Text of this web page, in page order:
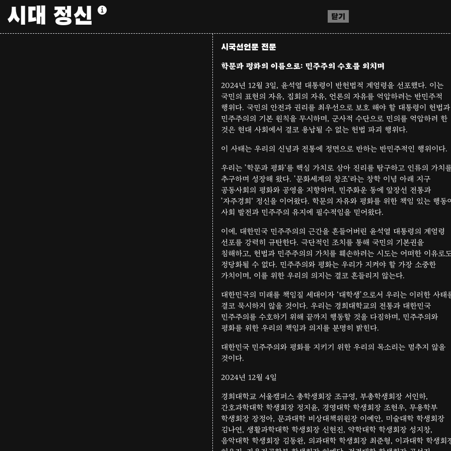
시대 정신 닫기
시국선언문 전문
학문과 평화의 이름으로: 민주주의 수호를 외치며
2024년 12월 3일, 윤석열 대통령이 반헌법적 계엄령을 선포했다. 이는
국민의 표현의 자유, 집회의 자유, 언론의 자유를 억압하려는 반민주적
행위다. 국민의 안전과 권리를 최우선으로 보호 해야 할 대통령이 헌법과
민주주의의 기본 원칙을 무시하며, 군사적 수단으로 민의를 억압하려 한
것은 현대 사회에서 결코 용납될 수 없는 헌법 파괴 행위다.
이 사태는 우리의 신념과 전통에 정면으로 반하는 반민주적인 행위이다.
우리는 ’학문과 평화‘를 핵심 가치로 삼아 진리를 탐구하고 인류의 가치
추구하며 성장해 왔다. ’문화세계의 창조‘라는 창학 이념 아래 지구
공동사회의 평화와 공영을 지향하며, 민주화운 동에 앞장선 전통과
’자주경희‘ 정신을 이어왔다. 학문의 자유와 평화를 위한 책임 있는 행동
사회 발전과 민주주의 유지에 필수적임을 믿어왔다.
이에, 대한민국 민주주의의 근간을 흔들어버린 윤석열 대통령의 계엄령
선포를 강력히 규탄한다. 극단적인 조치를 통해 국민의 기본권을
침해하고, 헌법과 민주주의의 가치를 훼손하려는 시도는 어떠한 이유로
정당화될 수 없다. 민주주의와 평화는 우리가 지켜야 할 가장 소중한
가치이며, 이를 위한 우리의 의지는 결코 흔들리지 않는다.
대한민국의 미래를 책임질 세대이자 ‘대학생’으로서 우리는 이러한 사태
결코 묵시하지 않을 것이다. 우리는 경희대학교의 전통과 대한민국
민주주의를 수호하기 위해 끝까지 행동할 것을 다짐하며, 민주주의와
평화를 위한 우리의 책임과 의지를 분명히 밝힌다.
대한민국 민주주의와 평화를 지키기 위한 우리의 목소리는 멈추지 않을
것이다.
2024년 12월 4일
경희대학교 서울캠퍼스 총학생회장 조규영, 부총학생회장 서인하,
간호과학대학 학생회장 정지윤, 경영대학 학생회장 조현우, 무용학부
학생회장 장정아, 문과대학 비상대책위원장 이예안, 미술대학 학생회장
김나연, 생활과학대학 학생회장 신현진, 약학대학 학생회장 성지창,
음악대학 학생회장 김동완, 의과대학 학생회장 최준형, 이과대학 학생회